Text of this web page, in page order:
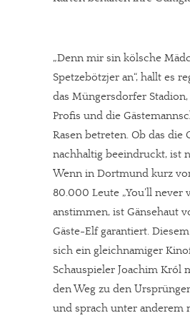
„Denn mir sin kölsche
Spetzebötzjer an“, hallt es
das Müngersdorfer
Profis und die
Rasen betreten. Ob das die
nachhaltig beeindruckt, ist
Wenn in Dortmund kurz
80.000 Leute „You’ll never
anstimmen, ist Gänsehaut
Gäste-Elf garantiert.
sich ein gleichnamiger
Schauspieler Joachim Król
den Weg zu den
und sprach unter anderem